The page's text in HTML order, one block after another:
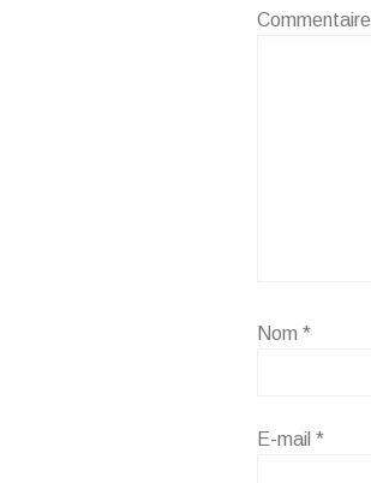
Commentaire
Nom *
E-mail *